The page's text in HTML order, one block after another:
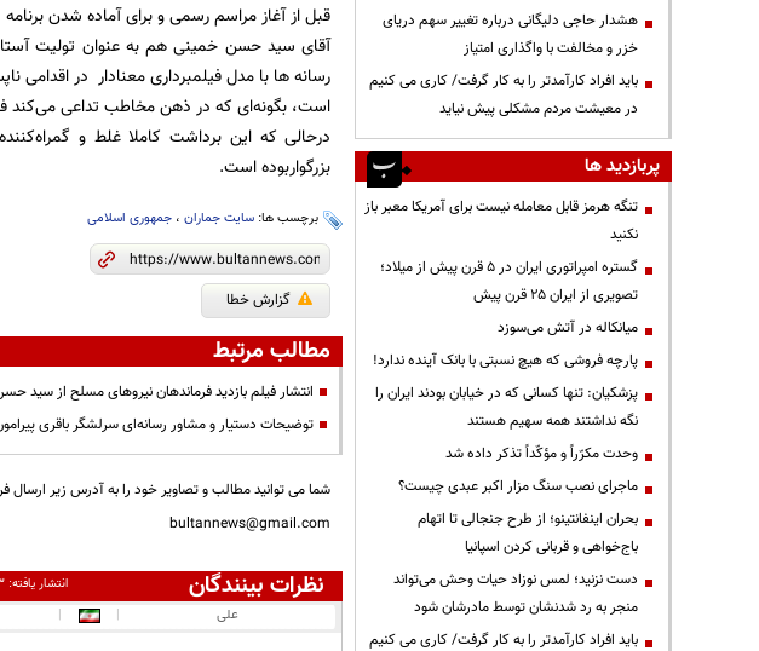
قبل از آغاز مراسم رسمی و برای آماده شدن
آقای سید حسن خمینی هم به عنوان تولیت آستان
است، بگونه‌ای که در ذهن مخاطب تداعی می‌کند
درحالی که این برداشت کاملا غلط و
بزرگواربوده است.
برچسب ها: سایت جماران، جمهوری اسلامی
گزارش خطا
مطالب مرتبط
انتشار فیلم بازدید فرماندهان نیروهای مسلح از سید
توضیحات دستیار و مشاور رسانه‌ای سرلشگر باقری
شما می توانید مطالب و تصاویر خود را به آدرس زیر ارسال
bultannews@gmail.com
نظرات بینندگان انتشار یافته:
علی |
|
هشدار حاجی دلیگانی درباره تغییر سهم دریای
خزر و مخالفت با واگذاری امتیاز
باید افراد کارآمدتر را به کار گرفت/ کاری می کنیم
در معیشت مردم مشکلی پیش نیاید
پربازدید ها
تنگه هرمز قابل معامله نیست برای آمریکا معبر باز
نکنید
گستره امپراتوری ایران در ۵ قرن پیش از میلاد؛
تصویری از ایران ۲۵ قرن پیش
میانکاله در آتش می‌سوزد
پارچه فروشی که هیچ نسبتی با بانک آینده ندارد!
پزشکیان: تنها کسانی که در خیابان بودند ایران را
نگه نداشتند همه سهیم هستند
وحدت مکرّراً و مؤکّداً تذکر داده شد
ماجرای نصب سنگ مزار اکبر عبدی چیست؟
بحران اینفانتینو؛ از طرح جنجالی تا اتهام
باج‌خواهی و قربانی کردن اسپانیا
دست نزنید؛ لمس نوزاد حیات وحش می‌تواند
منجر به رد شدنشان توسط مادرشان شود
باید افراد کارآمدتر را به کار گرفت/ کاری می کنیم